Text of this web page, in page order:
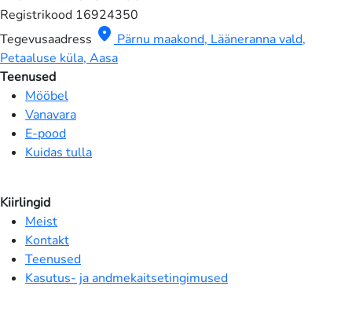
Registrikood 16924350
Tegevusaadress location_on Pärnu maakond, Lääneranna vald,
Petaaluse küla, Aasa
Teenused
Mööbel
Vanavara
E-pood
Kuidas tulla
Kiirlingid
Meist
Kontakt
Teenused
Kasutus- ja andmekaitsetingimused